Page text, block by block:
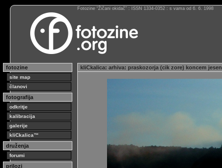
Fotozine “Žičani okidač” : ISSN 1334-0352 : s vama od 6. 6. 1998
fotozine
site map
članovi
fotografija
odkritje
kalibracija
galerije
kliCkalica™
druženja
forumi
prilozi
kliCkalica: arhiva: praskozorja (cik zore) koncem